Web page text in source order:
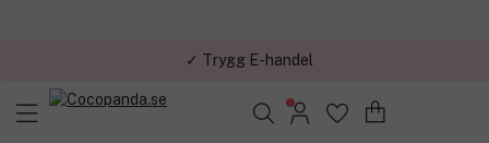
✓ Trygg E-handel